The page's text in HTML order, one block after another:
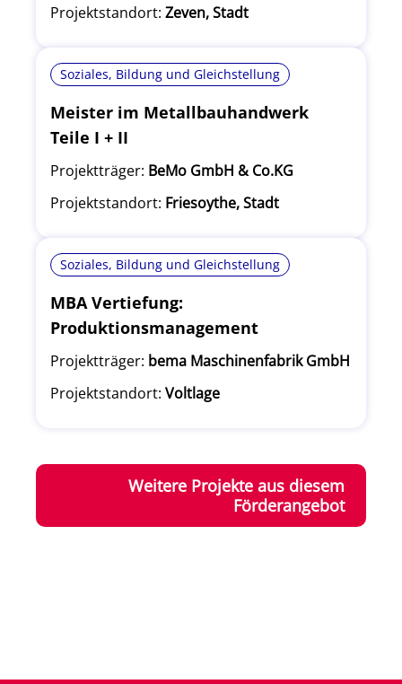
Projektstandort: Zeven, Stadt
Soziales, Bildung und Gleichstellung
Meister im Metallbauhandwerk
Teile I + II
Projektträger: BeMo GmbH & Co.KG
Projektstandort: Friesoythe, Stadt
Soziales, Bildung und Gleichstellung
MBA Vertiefung:
Produktionsmanagement
Projektträger: bema Maschinenfabrik GmbH
Projektstandort: Voltlage
Weitere Projekte aus diesem
Förderangebot